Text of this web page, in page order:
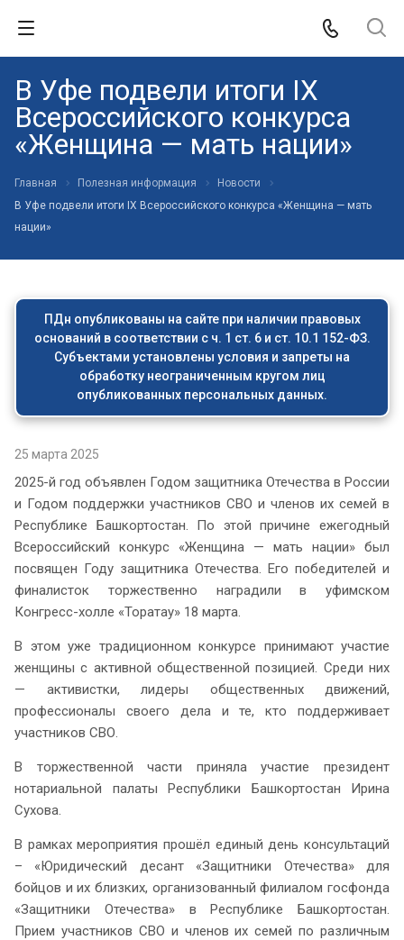
В Уфе подвели итоги IX
Всероссийского конкурса
«Женщина — мать нации»
Главная Полезная информация
Новости
В Уфе подвели итоги IX Всероссийского конкурса «Женщина — мать
нации»
ПДн опубликованы на сайте при наличии правовых
оснований в соответствии с ч. 1 ст. 6 и ст. 10.1 152-ФЗ.
Субъектами установлены условия и запреты на
обработку неограниченным кругом лиц
опубликованных персональных данных.
25 марта 2025
2025-й год объявлен Годом защитника Отечества в России
и Годом поддержки участников СВО и членов их семей в
Республике Башкортостан. По этой причине ежегодный
Всероссийский конкурс «Женщина — мать нации» был
посвящен Году защитника Отечества. Его победителей и
финалисток торжественно наградили в уфимском
Конгресс-холле «Торатау» 18 марта.
В этом уже традиционном конкурсе принимают участие
женщины с активной общественной позицией. Среди них
— активистки, лидеры общественных движений,
профессионалы своего дела и те, кто поддерживает
участников СВО.
В торжественной части приняла участие президент
нотариальной палаты Республики Башкортостан Ирина
Сухова.
В рамках мероприятия прошёл единый день консультаций
– «Юридический десант «Защитники Отечества» для
бойцов и их близких, организованный филиалом госфонда
«Защитники Отечества» в Республике Башкортостан.
Прием участников СВО и членов их семей по различным